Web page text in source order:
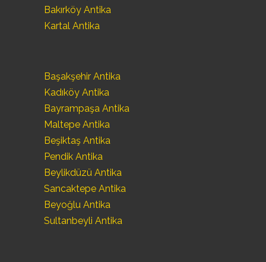
Bakırköy Antika
Kartal Antika
Başakşehir Antika
Kadıköy Antika
Bayrampaşa Antika
Maltepe Antika
Beşiktaş Antika
Pendik Antika
Beylikdüzü Antika
Sancaktepe Antika
Beyoğlu Antika
Sultanbeyli Antika